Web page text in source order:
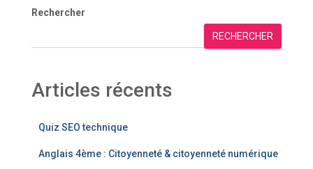
Rechercher
RECHERCHER
Articles récents
Quiz SEO technique
Anglais 4ème : Citoyenneté & citoyenneté numérique